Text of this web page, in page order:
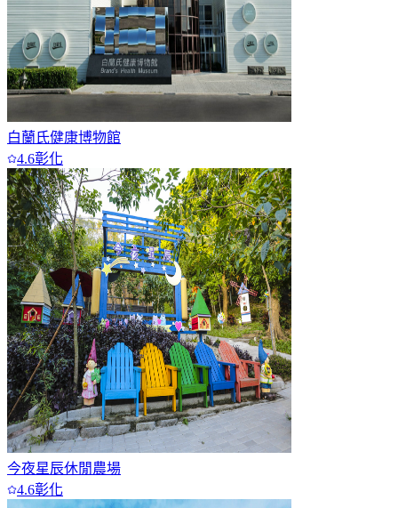
白蘭氏健康博物館
4.6彰化
今夜星辰休閒農場
4.6彰化